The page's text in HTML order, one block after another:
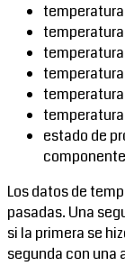
estado de
Los datos de
pasadas. Una
si la primera se
segunda con una